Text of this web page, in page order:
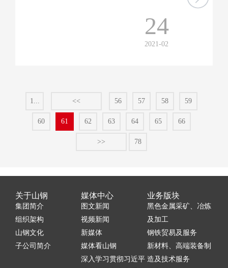
24
2021-02
1... << 56 57 58 59
60 61 62 63 64 65 66
>> 78
关于山钢
集团简介
组织架构
山钢文化
子公司简介
媒体中心
图文新闻
视频新闻
新媒体
媒体看山钢
深入学习贯彻习近平
业务版块
黑色金属采矿、冶炼
及加工
钢铁贸易及服务
新材料、高端装备制
造及技术服务